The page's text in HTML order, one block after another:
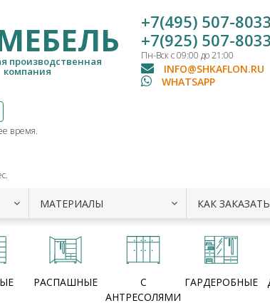
производственная
компания
+7(495) 507-8033
+7(925) 507-8033
Пн-Вск с 09:00 до 21:00
INFO@SHKAFLON.RU
WHATSAPP
время.
МАТЕРИАЛЫ КАК ЗАКАЗАТЬ
РАСПАШНЫЕ
С
АНТРЕСОЛЯМИ
ГАРДЕРОБНЫЕ